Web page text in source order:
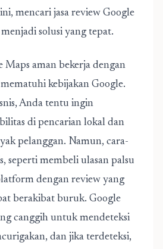
mencari jasa review Google
solusi yang tepat.
Maps aman bekerja dengan
kebijakan Google.
Anda tentu ingin
di pencarian lokal dan
pelanggan. Namun, cara-
seperti membeli ulasan palsu
dengan review yang
berakibat buruk. Google
canggih untuk mendeteksi
dan jika terdeteksi,